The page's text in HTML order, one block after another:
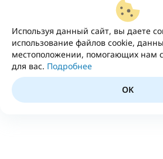
Используя данный сайт, вы даете
использование файлов cookie,
местоположении, помогающих нам
для вас. Подробнее
OK